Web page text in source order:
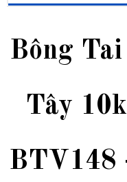
Bông
Tây
BTV148